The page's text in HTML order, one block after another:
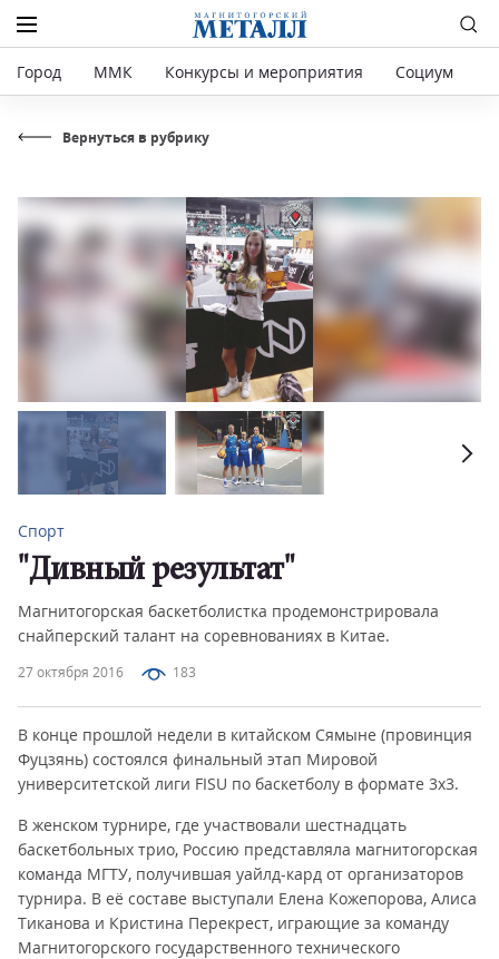
Город ММК Конкурсы и мероприятия Социум
Вернуться в рубрику
27 октября 2016 183
Спорт
"Дивный результат"
Магнитогорская баскетболистка продемонстрировала
снайперский талант на соревнованиях в Китае.
В конце прошлой недели в китайском Сямыне (провинция
Фуцзянь) состоялся финальный этап Мировой
университетской лиги FISU по баскетболу в формате 3х3.
В женском турнире, где участвовали шестнадцать
баскетбольных трио, Россию представляла магнитогорская
команда МГТУ, получившая уайлд-кард от организаторов
турнира. В её составе выступали Елена Кожепорова, Алиса
Тиканова и Кристина Перекрест, играющие за команду
Магнитогорского государственного технического